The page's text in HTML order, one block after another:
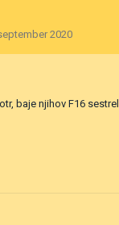
2020
baje njihov F16